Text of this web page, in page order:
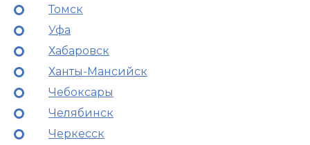
Томск
Уфа
Хабаровск
Ханты-Мансийск
Чебоксары
Челябинск
Черкесск